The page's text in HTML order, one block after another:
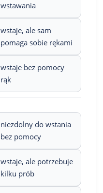
wstawania
wstaje, ale sam
pomaga sobie rękami
wstaje bez pomocy
rąk
niezdolny do wstania
bez pomocy
wstaje, ale potrzebuje
kilku prób